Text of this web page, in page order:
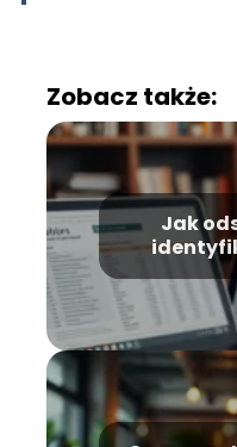
Zobacz także:
Jak
Zalando